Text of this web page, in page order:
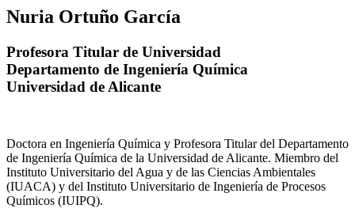
Nuria Ortuño García
Profesora Titular de Universidad
Departamento de Ingeniería Química
Universidad de Alicante
Doctora en Ingeniería Química y Profesora Titular del Departamento
de Ingeniería Química de la Universidad de Alicante. Miembro del
Instituto Universitario del Agua y de las Ciencias Ambientales
(IUACA) y del Instituto Universitario de Ingeniería de Procesos
Químicos (IUIPQ).